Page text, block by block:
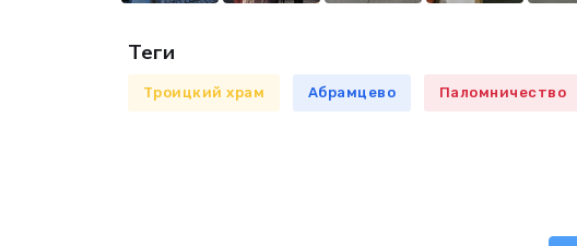
Теги
Троицкий храм Абрамцево Паломничество